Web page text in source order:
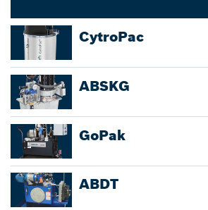
CytroPac
ABSKG
GoPak
ABDT